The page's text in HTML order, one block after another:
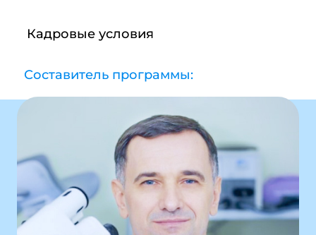
Кадровые условия
Составитель программы: